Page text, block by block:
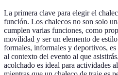
La primera clave para elegir el
función. Los chalecos no son solo
cumplen varias funciones, como
movilidad y ser un elemento de
formales, informales y deportivos,
al contexto del evento al que
acolchado es ideal para actividades